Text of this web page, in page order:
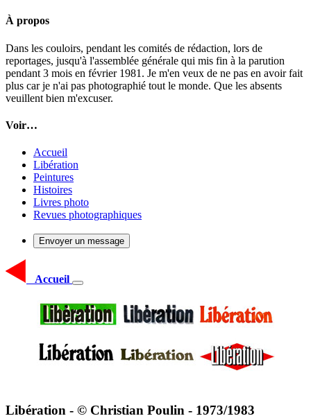
À propos
Dans les couloirs, pendant les comités de rédaction, lors de
reportages, jusqu'à l'assemblée générale qui mis fin à la parution
pendant 3 mois en février 1981. Je m'en veux de ne pas en avoir fait
plus car je n'ai pas photographié tout le monde. Que les absents
veuillent bien m'excuser.
Voir…
Accueil
Libération
Peintures
Histoires
Livres photo
Revues photographiques
Envoyer un message
Accueil
Libération - © Christian Poulin - 1973/1983